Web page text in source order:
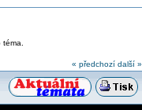
« předchozí další »